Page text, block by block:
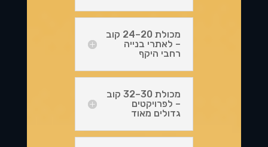
מכולת 20–24 קוב
– לאתרי בנייה
רחבי היקף
מכולת 30–32 קוב
– לפרויקטים
גדולים מאוד